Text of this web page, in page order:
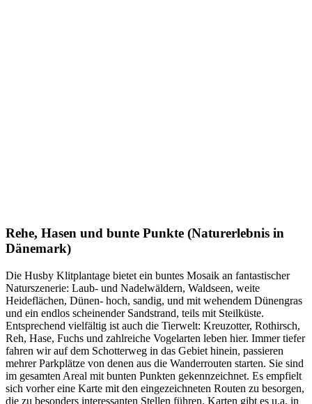
Rehe, Hasen und bunte Punkte (Naturerlebnis in
Dänemark)
Die Husby Klitplantage bietet ein buntes Mosaik an fantastischer
Naturszenerie: Laub- und Nadelwäldern, Waldseen, weite
Heideflächen, Dünen- hoch, sandig, und mit wehendem Dünengras
und ein endlos scheinender Sandstrand, teils mit Steilküste.
Entsprechend vielfältig ist auch die Tierwelt: Kreuzotter, Rothirsch,
Reh, Hase, Fuchs und zahlreiche Vogelarten leben hier. Immer tiefer
fahren wir auf dem Schotterweg in das Gebiet hinein, passieren
mehrer Parkplätze von denen aus die Wanderrouten starten. Sie sind
im gesamten Areal mit bunten Punkten gekennzeichnet. Es empfielt
sich vorher eine Karte mit den eingezeichneten Routen zu besorgen,
die zu besonders interessanten Stellen führen. Karten gibt es u.a. in